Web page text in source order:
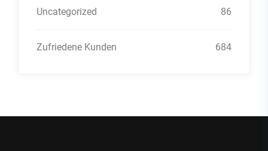
Uncategorized 86
Zufriedene Kunden 684